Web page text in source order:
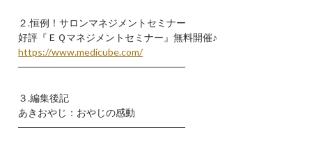
２.恒例！サロンマネジメントセミナー
好評『ＥＱマネジメントセミナー』無料開催♪
https://www.medicube.com/
────────────────────────
３.編集後記
あきおやじ：おやじの感動
────────────────────────